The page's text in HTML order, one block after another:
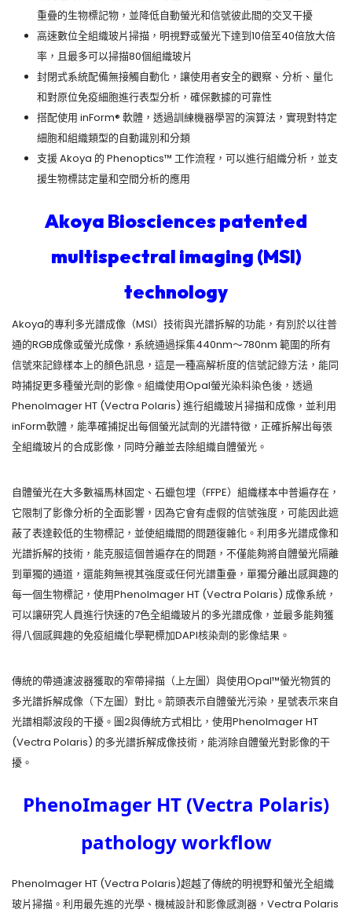
重疊的生物標記物，並降低自動螢光和信號彼此間的交叉干擾
高速數位全組織玻片掃描，明視野或螢光下達到10倍至40倍放大倍
率，且最多可以掃描80個組織玻片
封閉式系統配備無接觸自動化，讓使用者安全的觀察、分析、量化
和對原位免疫細胞進行表型分析，確保數據的可靠性
搭配使用 inForm® 軟體，透過訓練機器學習的演算法，實現對特定
細胞和組織類型的自動識別和分類
支援 Akoya 的 Phenoptics™ 工作流程，可以進行組織分析，並支
援生物標誌定量和空間分析的應用
Akoya Biosciences patented
multispectral imaging (MSI)
technology
Akoya的專利多光譜成像（MSI）技術與光譜拆解的功能，有別於以往普
通的RGB成像或螢光成像，系統通過採集440nm〜780nm 範圍的所有
信號來記錄樣本上的顏色訊息，這是一種高解析度的信號記錄方法，能同
時捕捉更多種螢光劑的影像。組織使用Opal螢光染料染色後，透過
PhenoImager HT (Vectra Polaris) 進行組織玻片掃描和成像，並利用
inForm軟體，能準確捕捉出每個螢光試劑的光譜特徵，正確拆解出每張
全組織玻片的合成影像，同時分離並去除組織自體螢光。
自體螢光在大多數福馬林固定、石蠟包埋（FFPE）組織樣本中普遍存在，
它限制了影像分析的全面影響，因為它會有虛假的信號強度，可能因此遮
蔽了表達較低的生物標記，並使組織間的問題復雜化。利用多光譜成像和
光譜拆解的技術，能克服這個普遍存在的問題，不僅能夠將自體螢光隔離
到單獨的通道，還能夠無視其強度或任何光譜重疊，單獨分離出感興趣的
每一個生物標記，使用PhenoImager HT (Vectra Polaris) 成像系統，
可以讓研究人員進行快速的7色全組織玻片的多光譜成像，並最多能夠獲
得八個感興趣的免疫組織化學靶標加DAPI核染劑的影像結果。
傳統的帶通濾波器獲取的窄帶掃描（上左圖）與使用Opal™螢光物質的
多光譜拆解成像（下左圖）對比。箭頭表示自體螢光污染，星號表示來自
光譜相鄰波段的干擾。圖2與傳統方式相比，使用PhenoImager HT
(Vectra Polaris) 的多光譜拆解成像技術，能消除自體螢光對影像的干
擾。
PhenoImager HT (Vectra Polaris)
pathology workflow
PhenoImager HT (Vectra Polaris)超越了傳統的明視野和螢光全組織
玻片掃描。利用最先進的光學、機械設計和影像感測器，Vectra Polaris